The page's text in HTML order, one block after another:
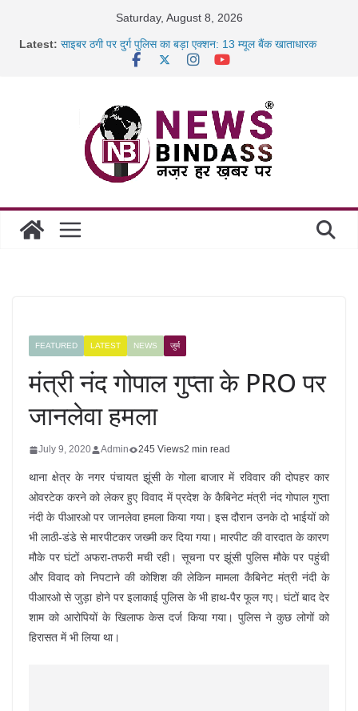
Saturday, August 8, 2026
Latest: साइबर ठगी पर दुर्ग पुलिस का बड़ा एक्शन: 13 म्यूल बैंक खाताधारक
रायपुर में कल्याण ज्वेलर्स में डकैती की साजिश नाकाम, दिल्ली-बिहार
छत्तीसगढ़ में 1460 गोधाम होंगे स्थापित, हर विकासखंड के 10 उत्कृष्ट
गोठानों
FEATURED LATEST NEWS जुर्म
मंत्री नंद गोपाल गुप्ता के PRO पर
जानलेवा हमला
July 9, 2020 Admin 245 Views2 min read
थाना क्षेत्र के नगर पंचायत झूंसी के गोला बाजार में रविवार की दोपहर कार
ओवरटेक करने को लेकर हुए विवाद में प्रदेश के कैबिनेट मंत्री नंद गोपाल गुप्ता
नंदी के पीआरओ पर जानलेवा हमला किया गया। इस दौरान उनके दो भाईयों को
भी लाठी-डंडे से मारपीटकर जख्मी कर दिया गया। मारपीट की वारदात के कारण
मौके पर घंटों अफरा-तफरी मची रही। सूचना पर झूंसी पुलिस मौके पर पहुंची
और विवाद को निपटाने की कोशिश की लेकिन मामला कैबिनेट मंत्री नंदी के
पीआरओ से जुड़ा होने पर इलाकाई पुलिस के भी हाथ-पैर फूल गए। घंटों बाद देर
शाम को आरोपियों के खिलाफ केस दर्ज किया गया। पुलिस ने कुछ लोगों को
हिरासत में भी लिया था।